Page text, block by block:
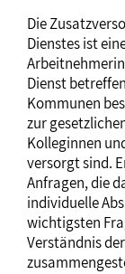
Die
Dienstes ist
Dienst
Kommunen
zur
Kolleginnen
versorgt sind.
Anfragen, die
individuelle
wichtigsten
Verständnis